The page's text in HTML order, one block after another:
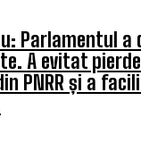
Parlamentul a
A evitat
PNRR și a